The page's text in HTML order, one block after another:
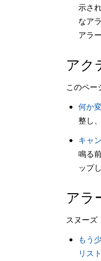
示さ
なア
アラ
アク
このペー
何か
整し
キャ
鳴る
ップ
アラ
スヌーズ
もう
リス